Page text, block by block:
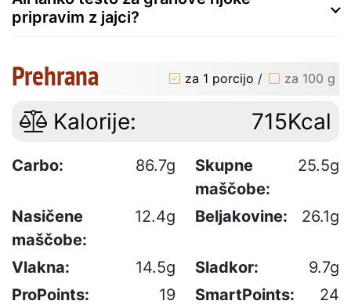
pripravim z jajci?
Prehrana za 1 porcijo / za 100 g
Kalorije: 715Kcal
Carbo: 86.7g
Skupne
maščobe:
25.5g
Nasičene
maščobe:
12.4g Beljakovine: 26.1g
Vlakna: 14.5g Sladkor:
9.7g
ProPoints:
19 SmartPoints: 24